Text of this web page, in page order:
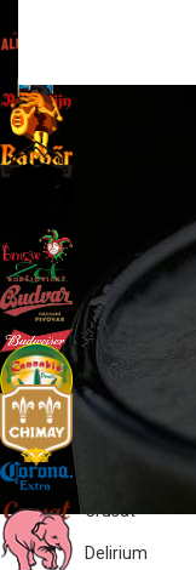
Augustijn
Brugse Zot
Budejovicky
Budweiser
Cannabis
Chimay
Crusat
Delirium